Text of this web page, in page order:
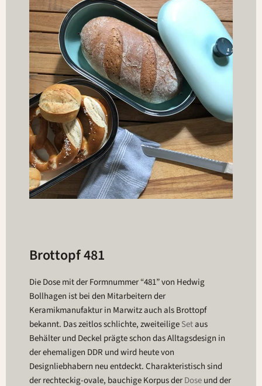
Brottopf 481
Die Dose mit der Formnummer “481” von Hedwig
Bollhagen ist bei den Mitarbeitern der
Keramikmanufaktur in Marwitz auch als Brottopf
bekannt. Das zeitlos schlichte, zweiteiligeSetaus
Behälter und Deckel prägte schon das Alltagsdesign in
der ehemaligen DDR und wird heute von
Designliebhabern neu entdeckt. Charakteristisch sind
der rechteckig-ovale, bauchige Korpus derDoseund der